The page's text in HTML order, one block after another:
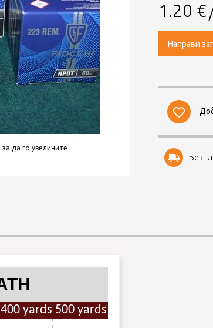
да го увеличите
1.20 €
Направи
400 yards 500 yards